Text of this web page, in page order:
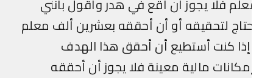
فلا يجوز أن أقع في هدر وأقول بأنني
لتحقيقه أو أن أحققه بعشرين ألف معلم
كنت أستطيع أن أحقق هذا الهدف
مالية معينة فلا يجوز أن أحققه